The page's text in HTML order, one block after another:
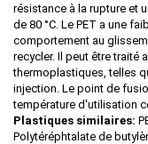
résistance à la rupture et
de 80 °C. Le PET a une
comportement au
recycler. Il peut être traité
thermoplastiques, telles
injection. Le point de
température d'utilisation
Plastiques similaires:
Polytéréphtalate de